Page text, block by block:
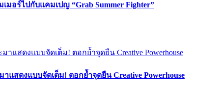
ร์ไปกับแคมเปญ “Grab Summer Fighter”
สดงแบบจัดเต็ม! ตอกย้ำจุดยืน Creative Powerhouse